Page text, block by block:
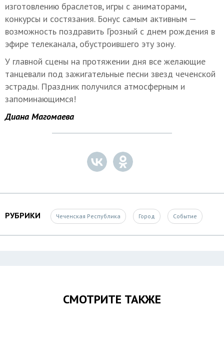
изготовлению браслетов, игры с аниматорами,
конкурсы и состязания. Бонус самым активным —
возможность поздравить Грозный с днем рождения в
эфире телеканала, обустроившего эту зону.
У главной сцены на протяжении дня все желающие
танцевали под зажигательные песни звезд чеченской
эстрады. Праздник получился атмосферным и
запоминающимся!
Диана Магомаева
РУБРИКИ Чеченская Республика Город Событие
СМОТРИТЕ ТАКЖЕ